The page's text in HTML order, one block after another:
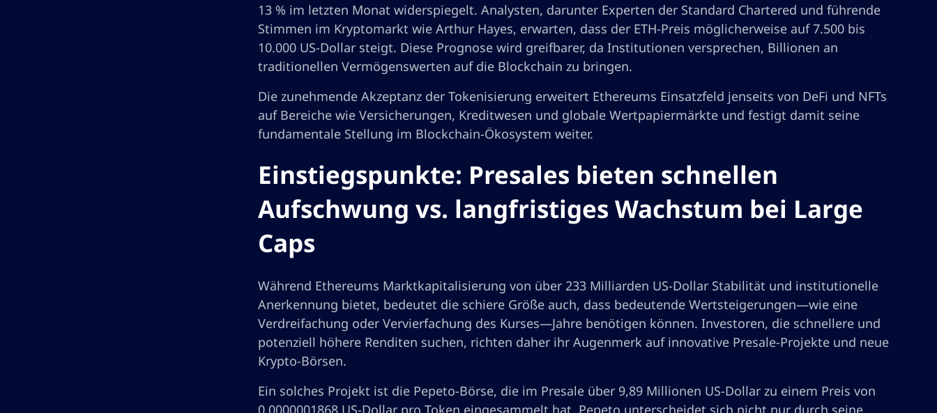
13 % im letzten Monat widerspiegelt. Analysten, darunter Experten der Standard Chartered und führende
Stimmen im Kryptomarkt wie Arthur Hayes, erwarten, dass der ETH-Preis möglicherweise auf 7.500 bis
10.000 US-Dollar steigt. Diese Prognose wird greifbarer, da Institutionen versprechen, Billionen an
traditionellen Vermögenswerten auf die Blockchain zu bringen.
Die zunehmende Akzeptanz der Tokenisierung erweitert Ethereums Einsatzfeld jenseits von DeFi und NFTs
auf Bereiche wie Versicherungen, Kreditwesen und globale Wertpapiermärkte und festigt damit seine
fundamentale Stellung im Blockchain-Ökosystem weiter.
Einstiegspunkte: Presales bieten schnellen
Aufschwung vs. langfristiges Wachstum bei Large
Caps
Während Ethereums Marktkapitalisierung von über 233 Milliarden US-Dollar Stabilität und institutionelle
Anerkennung bietet, bedeutet die schiere Größe auch, dass bedeutende Wertsteigerungen—wie eine
Verdreifachung oder Vervierfachung des Kurses—Jahre benötigen können. Investoren, die schnellere und
potenziell höhere Renditen suchen, richten daher ihr Augenmerk auf innovative Presale-Projekte und neue
Krypto-Börsen.
Ein solches Projekt ist die Pepeto-Börse, die im Presale über 9,89 Millionen US-Dollar zu einem Preis von
0,0000001868 US-Dollar pro Token eingesammelt hat. Pepeto unterscheidet sich nicht nur durch seine